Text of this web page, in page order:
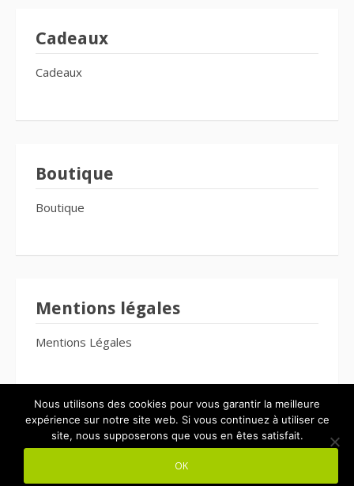
Cadeaux
Cadeaux
Boutique
Boutique
Mentions légales
Mentions Légales
Thème Fooding par
Nous utilisons des cookies pour vous garantir la meilleure
expérience sur notre site web. Si vous continuez à utiliser ce
site, nous supposerons que vous en êtes satisfait.
OK